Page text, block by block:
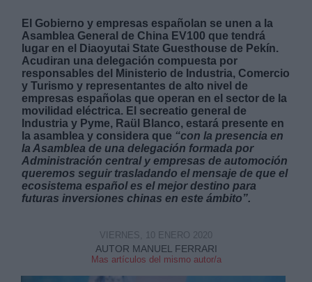
El Gobierno y empresas españolan se unen a la
Asamblea General de China EV100 que tendrá
lugar en el Diaoyutai State Guesthouse de Pekín.
Acudiran una delegación compuesta por
responsables del Ministerio de Industria, Comercio
y Turismo y representantes de alto nivel de
empresas españolas que operan en el sector de la
movilidad eléctrica. El secreatio general de
Industria y Pyme, Raül Blanco, estará presente en
la asamblea y considera que “con la presencia en
la Asamblea de una delegación formada por
Administración central y empresas de automoción
queremos seguir trasladando el mensaje de que el
ecosistema español es el mejor destino para
futuras inversiones chinas en este ámbito”.
AUTOR MANUEL FERRARI
Mas artículos del mismo autor/a
VIERNES, 10 ENERO 2020